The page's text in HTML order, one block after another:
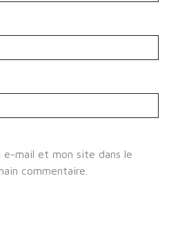
e-mail et mon site dans le
commentaire.